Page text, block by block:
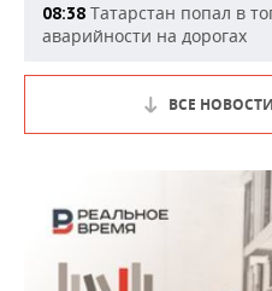
08:38 Татарстан попал в
аварийности на дорогах
ВСЕ